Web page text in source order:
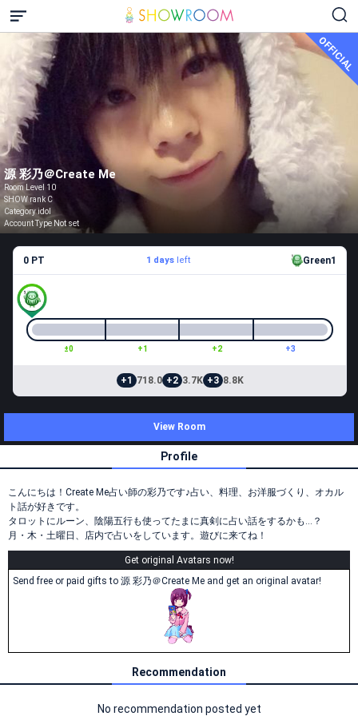
OFFICIAL
源 彩乃＠Create Me
Room Level 10
SHOW rank C
Category idol
Account Type Not set
0 PT 1 daysleft Green1
±0 +1 +2 +3
+1 718.0 +2 3.7K +3 8.8K
View Room
Profile
こんにちは！Create Me占い師の彩乃です♪占い、料理、お洋服づくり、オカル
ト話が好きです。
タロットにルーン、陰陽五行も使ってたまに真剣に占い話をするかも…？
月・木・土曜日、店内で占いをしています。遊びに来てね！
Get original Avatars now!
Send free or paid gifts to 源 彩乃＠Create Me and get an original avatar!
Recommendation
No recommendation posted yet